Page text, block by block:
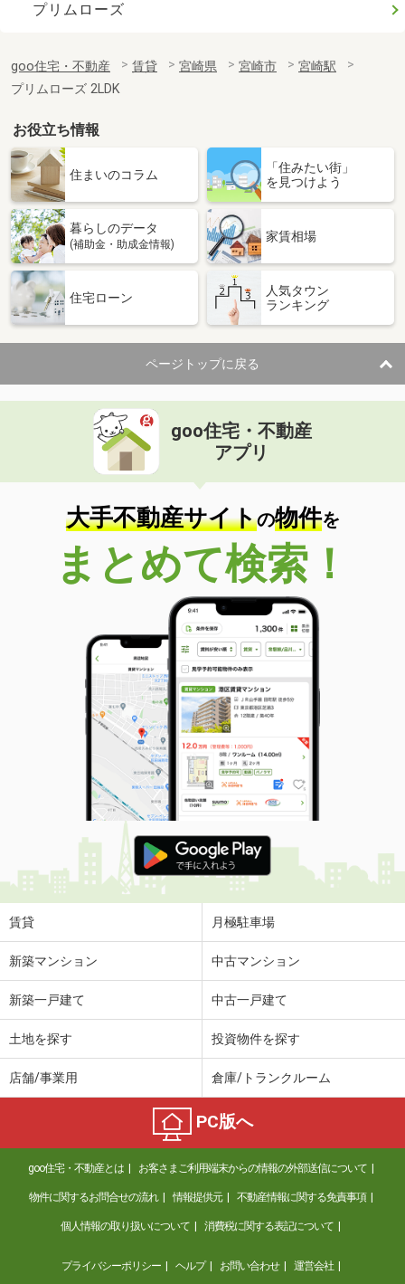
プリムローズ
goo住宅・不動産 賃貸 宮崎県 宮崎市
宮崎駅
プリムローズ 2LDK
お役立ち情報
住まいのコラム
「住みたい街」
を見つけよう
暮らしのデータ
(補助金・助成金情報)
家賃相場
住宅ローン
人気タウン
ランキング
ページトップに戻る
goo住宅・不動産
アプリ
大手不動産サイトの物件を
まとめて検索！
賃貸 月極駐車場
新築マンション 中古マンション
新築一戸建て 中古一戸建て
土地を探す 投資物件を探す
店舗/事業用 倉庫/トランクルーム
PC版へ
goo住宅・不動産とは お客さまご利用端末からの情報の外部送信について
物件に関するお問合せの流れ 情報提供元 不動産情報に関する免責事項
個人情報の取り扱いについて 消費税に関する表記について
プライバシーポリシー ヘルプ お問い合わせ 運営会社